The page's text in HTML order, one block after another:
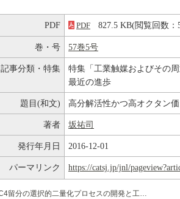
PDF PDF 827.5 KB(閲覧回数：
巻・号 57巻5号
記事分類・特集
特集「工業触媒およびその
最近の進歩
題目(和文) 高分解活性かつ高オクタン
著者 坂祐司
発行年月日 2016-12-01
パーマリンク https://catsj.jp/jnl/
C4留分の選択的二量化プロセスの開発と工業化